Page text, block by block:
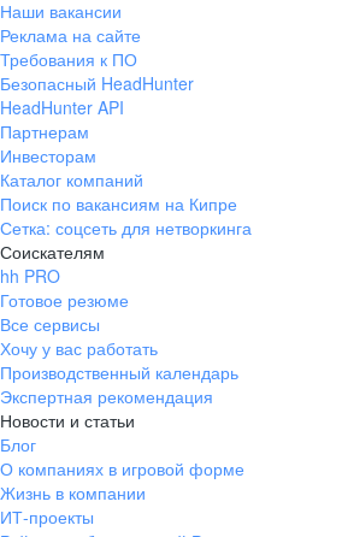
Наши вакансии
Реклама на сайте
Требования к ПО
Безопасный HeadHunter
HeadHunter API
Партнерам
Инвесторам
Каталог компаний
Поиск по вакансиям на Кипре
Сетка: соцсеть для нетворкинга
Соискателям
hh PRO
Готовое резюме
Все сервисы
Хочу у вас работать
Производственный календарь
Экспертная рекомендация
Новости и статьи
Блог
О компаниях в игровой форме
Жизнь в компании
ИТ-проекты